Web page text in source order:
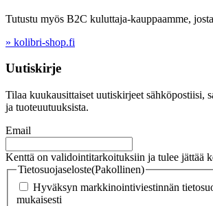
Tutustu myös B2C kuluttaja-kauppaamme,
» kolibri-shop.fi
Uutiskirje
Tilaa kuukausittaiset uutiskirjeet sähköpostiisi,
ja tuoteuutuuksista.
Email
Kenttä on validointitarkoituksiin ja tulee jättää
Tietosuojaseloste(Pakollinen)
Hyväksyn markkinointiviestinnän
mukaisesti